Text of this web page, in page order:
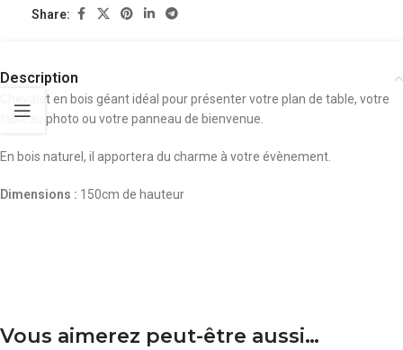
Share:
Description
Chevalet en bois géant idéal pour présenter votre plan de table, votre
tableau photo ou votre panneau de bienvenue.
En bois naturel, il apportera du charme à votre évènement.
Dimensions : 150cm de hauteur
Vous aimerez peut-être aussi…